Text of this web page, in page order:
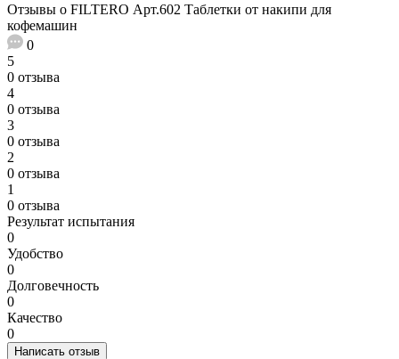
Отзывы о FILTERO Арт.602 Таблетки от накипи для
кофемашин
0
5
0 отзыва
4
0 отзыва
3
0 отзыва
2
0 отзыва
1
0 отзыва
Результат испытания
0
Удобство
0
Долговечность
0
Качество
0
Написать отзыв